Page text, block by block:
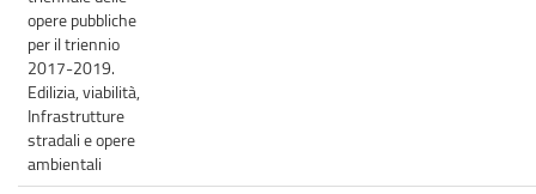
opere pubbliche
per il triennio
2017-2019.
Edilizia, viabilità,
Infrastrutture
stradali e opere
ambientali